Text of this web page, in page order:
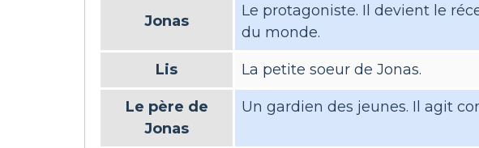
Jonas
Le protagoniste. Il devient le
du monde.
Lis La petite soeur de Jonas.
Le père de
Jonas
Un gardien des jeunes. Il agit